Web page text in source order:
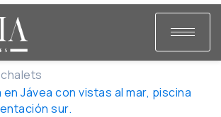
en Jávea con vistas al mar, piscina
sur.